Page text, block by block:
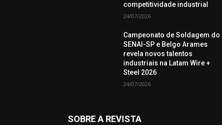
competitividade industrial
24/07/2026
Campeonato de Soldagem do
SENAI-SP e Belgo Arames
revela novos talentos
industriais na Latam Wire +
Steel 2026
24/07/2026
SOBRE A REVISTA